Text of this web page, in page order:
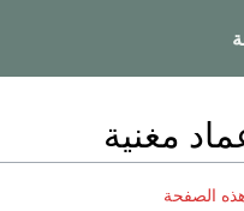
المحتويات
مغنية
الصفحة